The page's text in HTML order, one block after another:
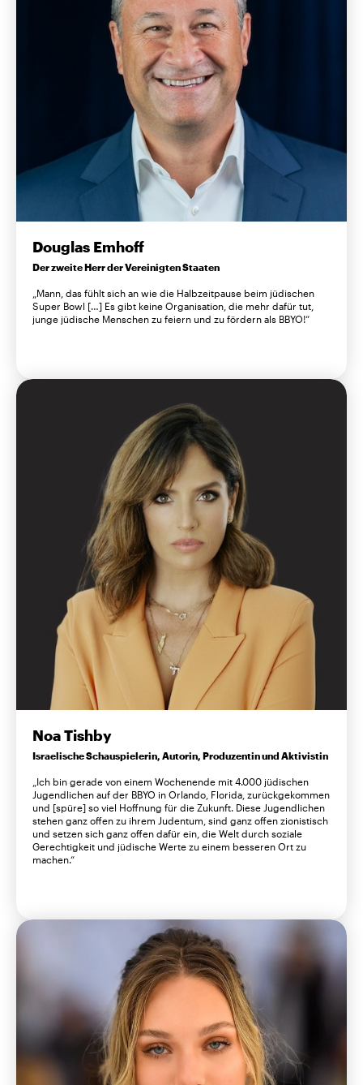
Douglas Emhoff
Der zweite Herr der Vereinigten Staaten
„Mann, das fühlt sich an wie die Halbzeitpause beim jüdischen
Super Bowl […] Es gibt keine Organisation, die mehr dafür tut,
junge jüdische Menschen zu feiern und zu fördern als BBYO!“
Noa Tishby
Israelische Schauspielerin, Autorin, Produzentin und Aktivistin
„Ich bin gerade von einem Wochenende mit 4.000 jüdischen
Jugendlichen auf der BBYO in Orlando, Florida, zurückgekommen
und [spüre] so viel Hoffnung für die Zukunft. Diese Jugendlichen
stehen ganz offen zu ihrem Judentum, sind ganz offen zionistisch
und setzen sich ganz offen dafür ein, die Welt durch soziale
Gerechtigkeit und jüdische Werte zu einem besseren Ort zu
machen.“